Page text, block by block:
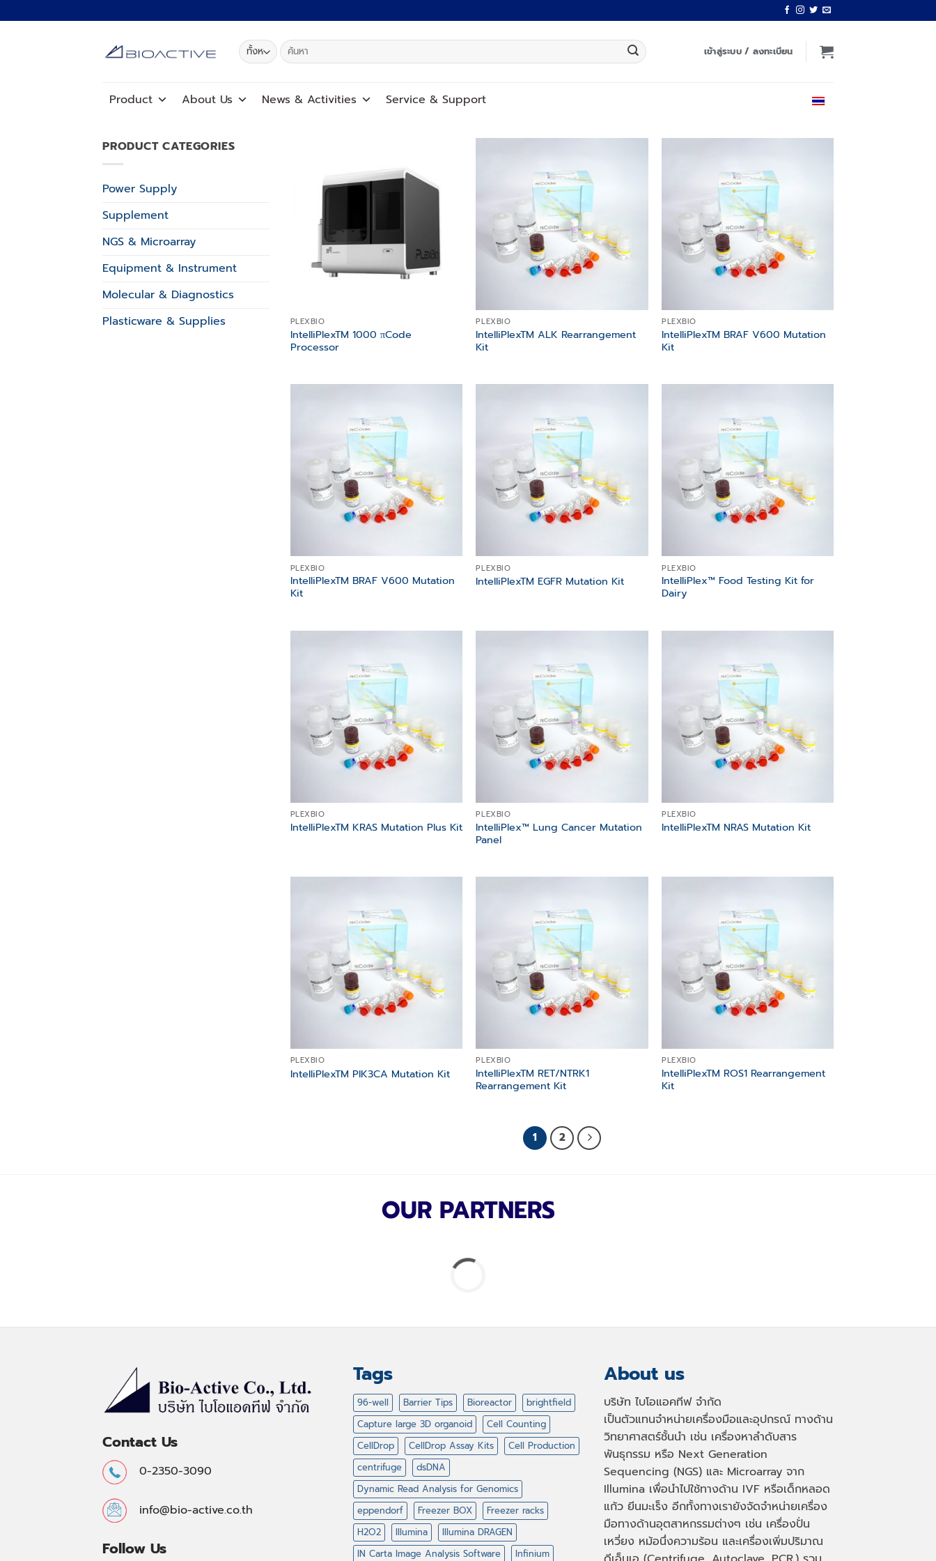
ไป
ค้นหา: เข้าสู่ระบบ / ลงทะเบียน
Product About Us News & Activities Service & Support
PRODUCT CATEGORIES
Power Supply
Supplement
NGS & Microarray
Equipment & Instrument
Molecular & Diagnostics
Plasticware & Supplies
wishlist
PLEXBIO
IntelliPlexTM 1000 πCode
Processor
PLEXBIO
IntelliPlexTM ALK Rearrangement
Kit
PLEXBIO
IntelliPlexTM BRAF V600 Mutation
Kit
PLEXBIO
IntelliPlexTM BRAF V600 Mutation
Kit
PLEXBIO
IntelliPlexTM EGFR Mutation Kit
PLEXBIO
IntelliPlex™ Food Testing Kit for
Dairy
PLEXBIO
IntelliPlexTM KRAS Mutation Plus Kit
PLEXBIO
IntelliPlex™ Lung Cancer Mutation
Panel
PLEXBIO
IntelliPlexTM NRAS Mutation Kit
PLEXBIO
IntelliPlexTM PIK3CA Mutation Kit
PLEXBIO
IntelliPlexTM RET/NTRK1
Rearrangement Kit
PLEXBIO
IntelliPlexTM ROS1 Rearrangement
Kit
1 2
OUR PARTNERS
Contact Us
0-2350-3090
info@bio-active.co.th
Follow Us
Tags
96-well Barrier Tips Bioreactor
brightfield
Capture large 3D organoid
Cell Counting
CellDrop
CellDrop Assay Kits
Cell Production
centrifuge
dsDNA
Dynamic Read Analysis for Genomics
eppendorf
Freezer BOX
Freezer racks
H2O2
Illumina
Illumina DRAGEN
IN Carta Image Analysis Software
Infinium
About us
บริษัท ไบโอแอคทีฟ จำกัด
เป็นตัวแทนจำหน่ายเครื่องมือและอุปกรณ์ ทางด้าน
วิทยาศาสตร์ชั้นนำ เช่น เครื่องหาลำดับสาร
พันธุกรรม หรือ Next Generation
Sequencing (NGS) และ Microarray จาก
Illumina เพื่อนำไปใช้ทางด้าน IVF หรือเด็กหลอด
แก้ว ยีนมะเร็ง อีกทั้งทางเรายังจัดจำหน่ายเครื่อง
มือทางด้านอุตสาหกรรมต่างๆ เช่น เครื่องปั่น
เหวี่ยง หม้อนึ่งความร้อน และเครื่องเพิ่มปริมาณ